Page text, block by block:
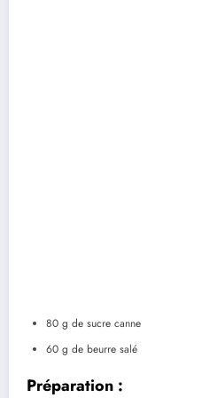
80 g de sucre canne
60 g de beurre salé
Préparation :